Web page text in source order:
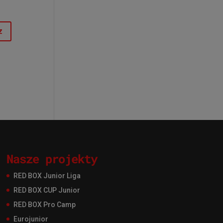
Nasze projekty
RED BOX Junior Liga
RED BOX CUP Junior
RED BOX Pro Camp
Eurojunior